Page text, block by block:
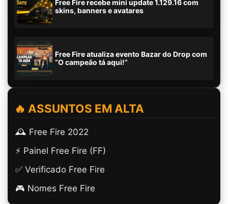
Free Fire recebe mini update 1.129.16 com
skins, banners e avatares
Free Fire atualiza evento Bazar do Drop com
“O campeão tá aqui!”
🔥 ASSUNTOS EM ALTA
🕰️ Free Fire 2022
⚡ Painel Free Fire (FF)
✅ Verificado Free Fire
🎮 Nomes Free Fire